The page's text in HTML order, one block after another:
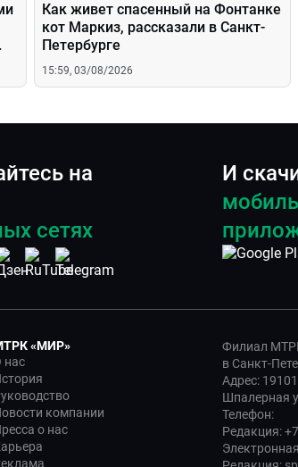
Как живет спасенный на Фонтанке
кот Маркиз, рассказали в Санкт-
Петербурге
15:59, 03/08/2026
на
сетях
И
«МИР»
нас
компании
о нас
Филиал
в Санкт-
Адрес:
Шпалерная
Телефон:
Редакция: